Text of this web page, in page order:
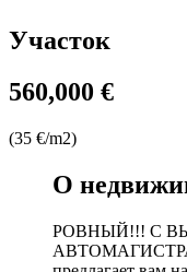
Участок
560,000 €
(35 €/m2)
О
РОВНЫЙ!!! С